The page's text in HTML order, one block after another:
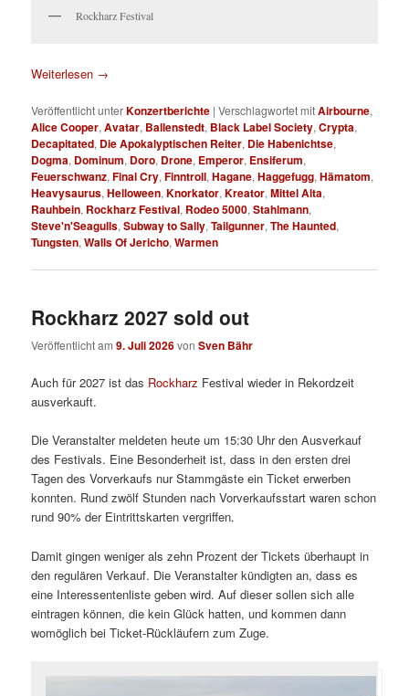
Rockharz Festival
Weiterlesen →
Veröffentlicht unterKonzertberichte |Verschlagwortet mitAirbourne,
Alice Cooper,Avatar, Ballenstedt, Black Label Society,Crypta,
Decapitated, Die Apokalyptischen Reiter, Die Habenichtse,
Dogma, Dominum, Doro, Drone, Emperor, Ensiferum,
Feuerschwanz,Final Cry,Finntroll,Hagane,Haggefugg,Hämatom,
Heavysaurus,Helloween,Knorkator,Kreator,Mittel Alta,
Rauhbein, Rockharz Festival, Rodeo 5000,Stahlmann,
Steve'n'Seagulls,Subway to Sally,Tailgunner,The Haunted,
Tungsten,Walls Of Jericho,Warmen
Rockharz 2027 sold out
Veröffentlicht am9. Juli 2026vonSven Bähr
Auch für 2027 ist das Rockharz Festival wieder in Rekordzeit
ausverkauft.
Die Veranstalter meldeten heute um 15:30 Uhr den Ausverkauf
des Festivals. Eine Besonderheit ist, dass in den ersten drei
Tagen des Vorverkaufs nur Stammgäste ein Ticket erwerben
konnten. Rund zwölf Stunden nach Vorverkaufsstart waren schon
rund 90% der Eintrittskarten vergriffen.
Damit gingen weniger als zehn Prozent der Tickets überhaupt in
den regulären Verkauf. Die Veranstalter kündigten an, dass es
eine Interessentenliste geben wird. Auf dieser sollen sich alle
eintragen können, die kein Glück hatten, und kommen dann
womöglich bei Ticket-Rückläufern zum Zuge.